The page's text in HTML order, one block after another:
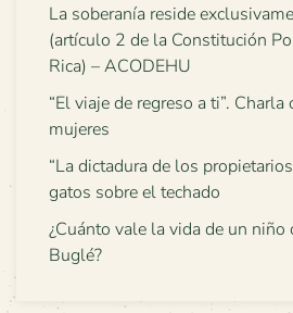
La soberanía reside
(artículo 2 de la Constitución
Rica) – ACODEHU
“El viaje de regreso a ti”. Charla
mujeres
“La dictadura de los
gatos sobre el techado
¿Cuánto vale la vida de un
Buglé?